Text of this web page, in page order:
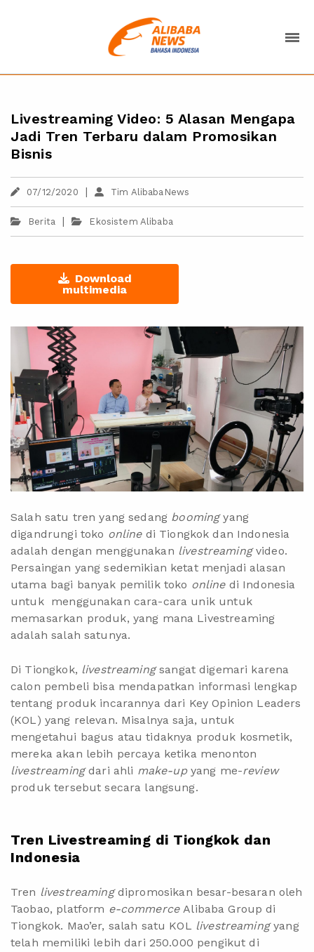
Livestreaming Video: 5 Alasan Mengapa
Jadi Tren Terbaru dalam Promosikan
Bisnis
07/12/2020 | Tim AlibabaNews
Berita | Ekosistem Alibaba
Download
multimedia
Salah satu tren yang sedang boomingyang
digandrungi toko onlinedi Tiongkok dan Indonesia
adalah dengan menggunakan livestreamingvideo.
Persaingan yang sedemikian ketat menjadi alasan
utama bagi banyak pemilik toko online di Indonesia
untuk menggunakan cara-cara unik untuk
memasarkan produk, yang mana Livestreaming
adalah salah satunya.
Di Tiongkok, livestreamingsangat digemari karena
calon pembeli bisa mendapatkan informasi lengkap
tentang produk incarannya dari Key Opinion Leaders
(KOL) yang relevan. Misalnya saja, untuk
mengetahui bagus atau tidaknya produk kosmetik,
mereka akan lebih percaya ketika menonton
livestreamingdari ahli make-up yang me-review
produk tersebut secara langsung.
Tren Livestreaming di Tiongkok dan
Indonesia
Tren livestreamingdipromosikan besar-besaran oleh
Taobao, platform e-commerceAlibaba Group di
Tiongkok. Mao’er, salah satu KOL livestreamingyang
telah memiliki lebih dari 250.000 pengikut di